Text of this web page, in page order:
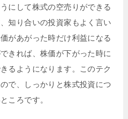
にして株式の空売りができる
知り合いの投資家もよく言い
があがった時だけ利益になる
きれば、株価が下がった時に
るようになります。このテク
で、しっかりと株式投資につ
ころです。